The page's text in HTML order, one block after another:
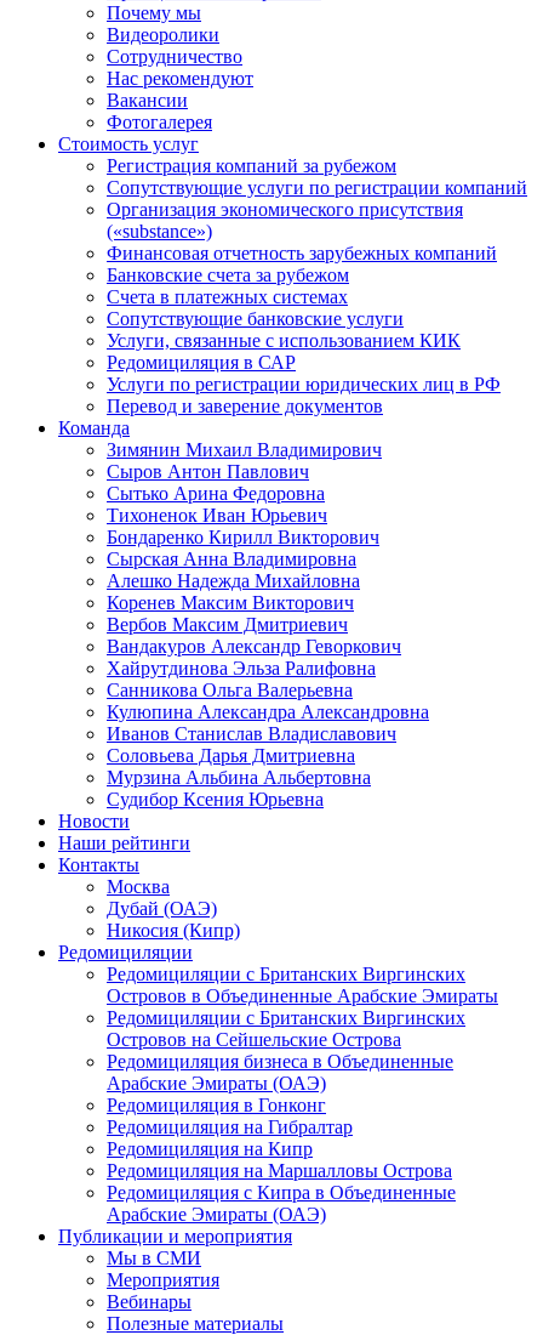
Почему мы
Видеоролики
Сотрудничество
Нас рекомендуют
Вакансии
Фотогалерея
Стоимость услуг
Регистрация компаний за рубежом
Сопутствующие услуги по регистрации компаний
Организация экономического присутствия
(«substance»)
Финансовая отчетность зарубежных компаний
Банковские счета за рубежом
Счета в платежных системах
Сопутствующие банковские услуги
Услуги, связанные с использованием КИК
Редомициляция в САР
Услуги по регистрации юридических лиц в РФ
Перевод и заверение документов
Команда
Зимянин Михаил Владимирович
Сыров Антон Павлович
Сытько Арина Федоровна
Тихоненок Иван Юрьевич
Бондаренко Кирилл Викторович
Сырская Анна Владимировна
Алешко Надежда Михайловна
Коренев Максим Викторович
Вербов Максим Дмитриевич
Вандакуров Александр Геворкович
Хайрутдинова Эльза Ралифовна
Санникова Ольга Валерьевна
Кулюпина Александра Александровна
Иванов Станислав Владиславович
Соловьева Дарья Дмитриевна
Мурзина Альбина Альбертовна
Судибор Ксения Юрьевна
Новости
Наши рейтинги
Контакты
Москва
Дубай (ОАЭ)
Никосия (Кипр)
Редомициляции
Редомициляции с Британских Виргинских
Островов в Объединенные Арабские Эмираты
Редомициляции с Британских Виргинских
Островов на Сейшельские Острова
Редомициляция бизнеса в Объединенные
Арабские Эмираты (ОАЭ)
Редомициляция в Гонконг
Редомициляция на Гибралтар
Редомициляция на Кипр
Редомициляция на Маршалловы Острова
Редомициляция с Кипра в Объединенные
Арабские Эмираты (ОАЭ)
Публикации и мероприятия
Мы в СМИ
Мероприятия
Вебинары
Полезные материалы